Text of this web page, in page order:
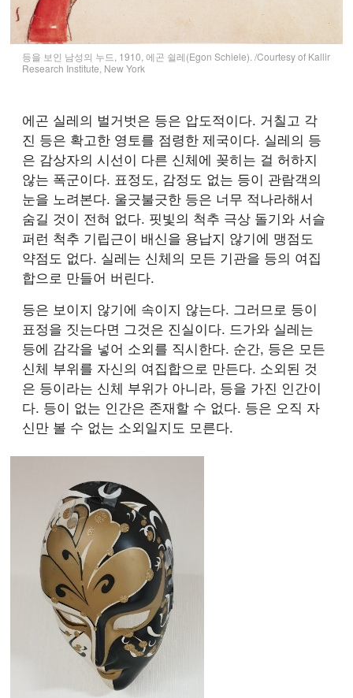
등을 보인 남성의 누드, 1910, 에곤 쉴레(Egon Schiele). /Courtesy of Kallir
Research Institute, New York
에곤 실레의 벌거벗은 등은 압도적이다. 거칠고 각
진 등은 확고한 영토를 점령한 제국이다. 실레의 등
은 감상자의 시선이 다른 신체에 꽂히는 걸 허하지
않는 폭군이다. 표정도, 감정도 없는 등이 관람객의
눈을 노려본다. 울긋불긋한 등은 너무 적나라해서
숨길 것이 전혀 없다. 핏빛의 척추 극상 돌기와 서슬
퍼런 척추 기립근이 배신을 용납지 않기에 맹점도
약점도 없다. 실레는 신체의 모든 기관을 등의 여집
합으로 만들어 버린다.
등은 보이지 않기에 속이지 않는다. 그러므로 등이
표정을 짓는다면 그것은 진실이다. 드가와 실레는
등에 감각을 넣어 소외를 직시한다. 순간, 등은 모든
신체 부위를 자신의 여집합으로 만든다. 소외된 것
은 등이라는 신체 부위가 아니라, 등을 가진 인간이
다. 등이 없는 인간은 존재할 수 없다. 등은 오직 자
신만 볼 수 없는 소외일지도 모른다.